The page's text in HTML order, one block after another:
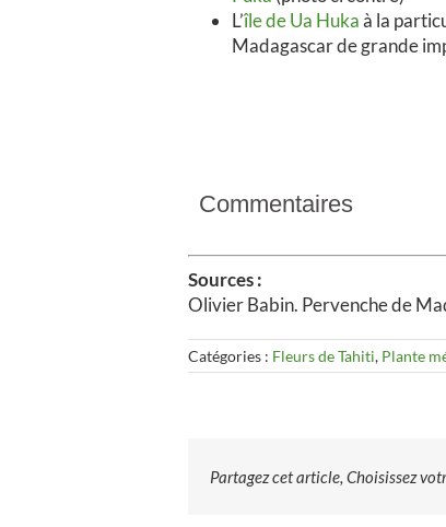
L’île de Ua Hukaà la
Madagascar de grande
Commentaires
Sources :
Olivier Babin. Pervenche de
Catégories : Fleurs de Tahiti, Plante
Partagez cet article, Choisissez